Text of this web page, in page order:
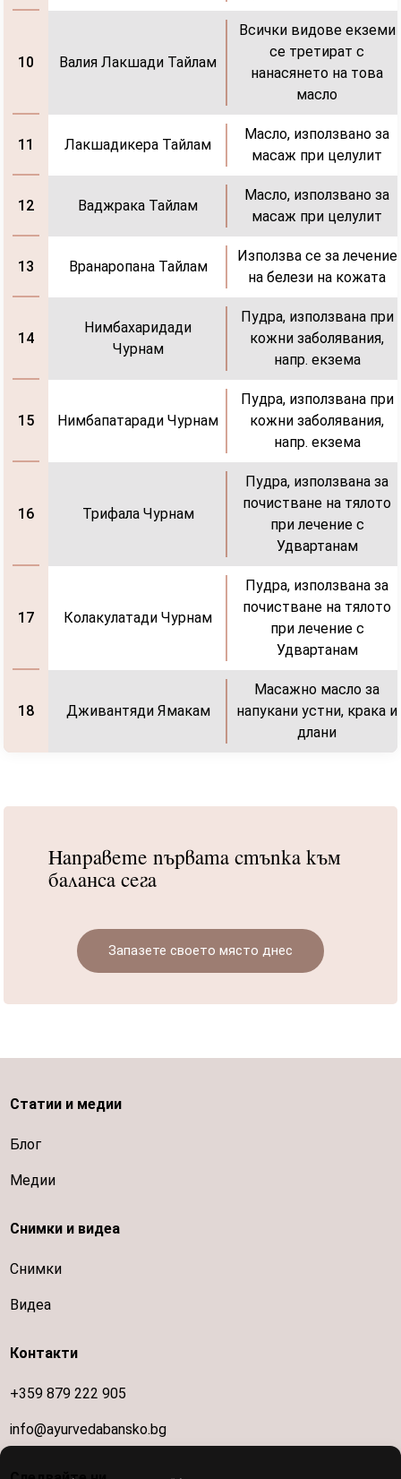
10
11
12
13
14
15
16
17
18
Валия Лакшади Тайлам
Лакшадикера Тайлам
Ваджрака Тайлам
Вранаропана Тайлам
Нимбахаридади
Чурнам
Нимбапатаради Чурнам
Трифала Чурнам
Колакулатади Чурнам
Дживантяди Ямакам
Всички видове екземи
се третират с
нанасянето на това
масло
Масло, използвано за
масаж при целулит
Масло, използвано за
масаж при целулит
Използва се за лечение
на белези на кожата
Пудра, използвана при
кожни заболявания,
напр. екзема
Пудра, използвана при
кожни заболявания,
напр. екзема
Пудра, използвана за
почистване на тялото
при лечение с
Удвартанам
Пудра, използвана за
почистване на тялото
при лечение с
Удвартанам
Масажно масло за
напукани устни, крака и
длани
Направете първата стъпка към
баланса сега
Запазете своето място днес
Статии и медии
Блог
Медии
Снимки и видеа
Снимки
Видеа
Контакти
+359 879 222 905
info@ayurvedabansko.bg